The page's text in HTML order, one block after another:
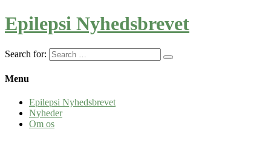
Epilepsi Nyhedsbrevet
Search for:
Menu
Epilepsi Nyhedsbrevet
Nyheder
Om os